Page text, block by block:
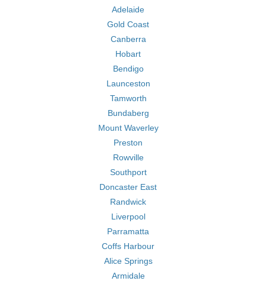
Adelaide
Gold Coast
Canberra
Hobart
Bendigo
Launceston
Tamworth
Bundaberg
Mount Waverley
Preston
Rowville
Southport
Doncaster East
Randwick
Liverpool
Parramatta
Coffs Harbour
Alice Springs
Armidale